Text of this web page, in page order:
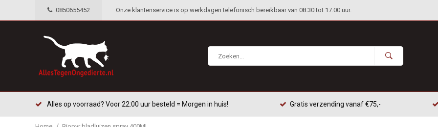
0850655452 Onze klantenservice is op werkdagen telefonisch bereikbaar van 08:30 tot 17:00 uur.
Alles op voorraad? Voor 22:00 uur besteld = Morgen in huis! Gratis verzending vanaf €75,-